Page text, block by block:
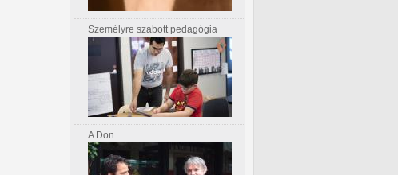
Személyre szabott pedagógia
A Don